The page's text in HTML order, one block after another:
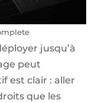
jusqu’à
peut
est clair : aller
que les